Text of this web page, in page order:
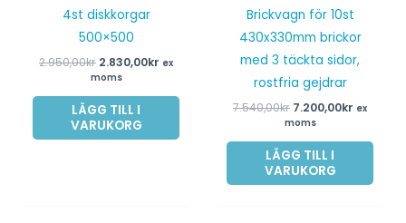
4st diskkorgar
500×500
2.950,00kr 2.830,00kr ex
moms
LÄGG TILL I
VARUKORG
Brickvagn för 10st
430x330mm brickor
med 3 täckta sidor,
rostfria gejdrar
7.540,00kr 7.200,00kr ex
moms
LÄGG TILL I
VARUKORG